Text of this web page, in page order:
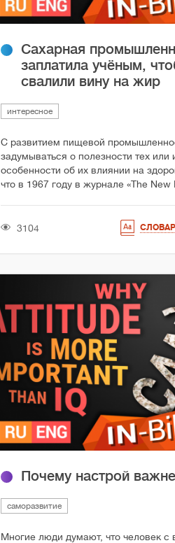
Сахарная
заплатила учёным,
свалили вину на жир
интересное
С развитием пищевой
задумываться о полезности тех или
особенности об их влиянии на
что в 1967 году в журнале «The New
3104
Почему настрой
саморазвитие
Многие люди думают, что человек с